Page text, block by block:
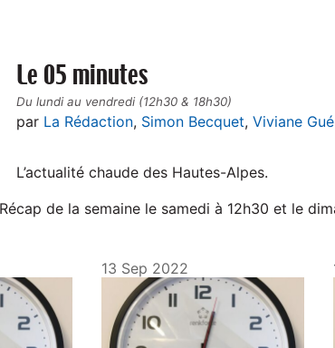
Le 05 minutes
Du lundi au vendredi (12h30 & 18h30)
par La Rédaction, Simon Becquet, Viviane
L’actualité chaude des Hautes-Alpes.
de la semaine le samedi à 12h30 et le
13 Sep 2022